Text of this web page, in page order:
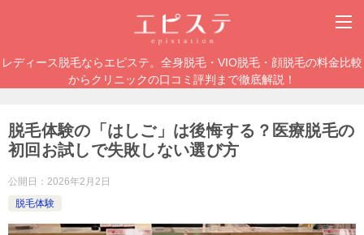
レディース脱毛ならエピステ。全身脱毛・VIO脱毛・顔脱毛の料金比較
からクリニックの口コミ評判まで徹底解説！
脱毛体験の「はしご」は後悔する？医療脱毛の
初回お試しで失敗しない選び方
公開日： 2026年2月2日
脱毛体験